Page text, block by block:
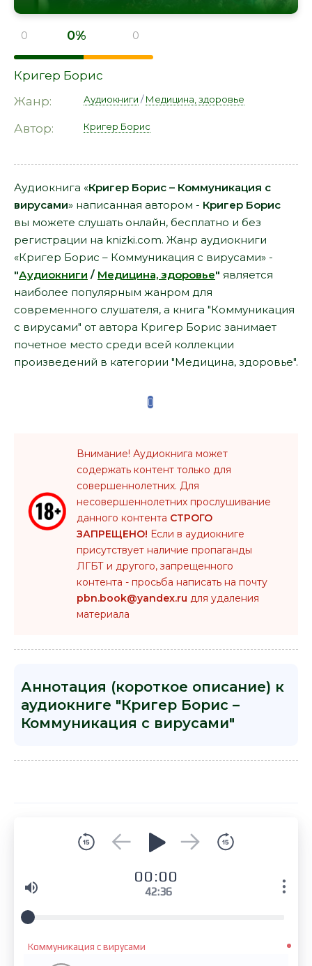
0 0% 0
Кригер Борис
Жанр:
Аудиокниги /Медицина, здоровье
Автор: Кригер Борис
Аудиокнига «Кригер Борис – Коммуникация с
вирусами» написанная автором - Кригер Борис
вы можете слушать онлайн, бесплатно и без
регистрации на knizki.com. Жанр аудиокниги
«Кригер Борис – Коммуникация с вирусами» -
"Аудиокниги / Медицина, здоровье" является
наиболее популярным жанром для
современного слушателя, а книга "Коммуникация
с вирусами" от автора Кригер Борис занимает
почетное место среди всей коллекции
произведений в категории "Медицина, здоровье".
Внимание! Аудиокнига может
содержать контент только для
совершеннолетних. Для
несовершеннолетних прослушивание
данного контента СТРОГО
ЗАПРЕЩЕНО! Если в аудиокниге
присутствует наличие пропаганды
ЛГБТ и другого, запрещенного
контента - просьба написать на почту
pbn.book@yandex.ru для удаления
материала
Аннотация (короткое описание) к
аудиокниге "Кригер Борис –
Коммуникация с вирусами"
00:00
42:36
Коммуникация с вирусами